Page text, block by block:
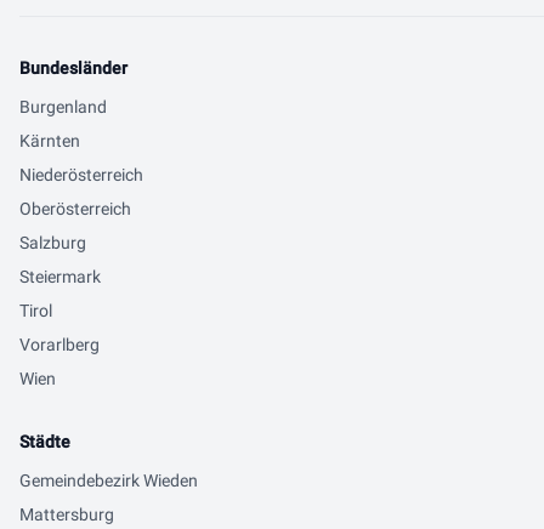
Bundesländer
Burgenland
Kärnten
Niederösterreich
Oberösterreich
Salzburg
Steiermark
Tirol
Vorarlberg
Wien
Städte
Gemeindebezirk Wieden
Mattersburg